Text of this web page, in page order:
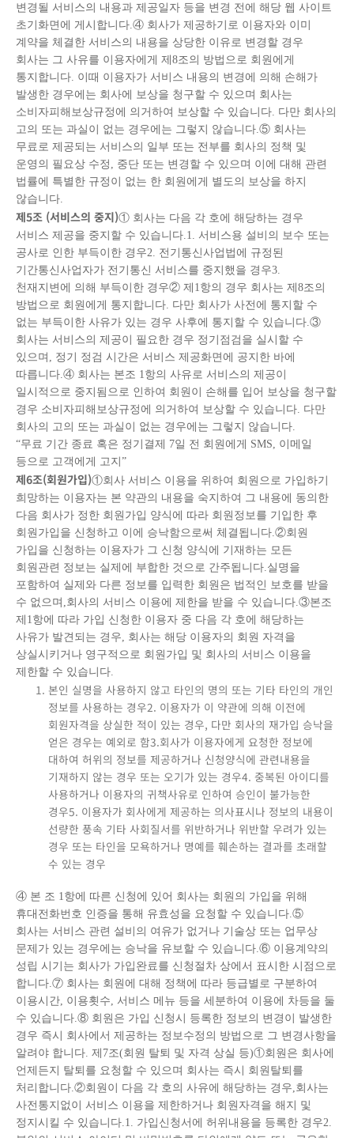
변경될 서비스의 내용과 제공일자 등을 변경 전에 해당 웹 사이트
초기화면에 게시합니다.④ 회사가 제공하기로 이용자와 이미
계약을 체결한 서비스의 내용을 상당한 이유로 변경할 경우
회사는 그 사유를 이용자에게 제8조의 방법으로 회원에게
통지합니다. 이때 이용자가 서비스 내용의 변경에 의해 손해가
발생한 경우에는 회사에 보상을 청구할 수 있으며 회사는
소비자피해보상규정에 의거하여 보상할 수 있습니다. 다만 회사의
고의 또는 과실이 없는 경우에는 그렇지 않습니다.⑤ 회사는
무료로 제공되는 서비스의 일부 또는 전부를 회사의 정책 및
운영의 필요상 수정, 중단 또는 변경할 수 있으며 이에 대해 관련
법률에 특별한 규정이 없는 한 회원에게 별도의 보상을 하지
않습니다.
제5조 (서비스의 중지)① 회사는 다음 각 호에 해당하는 경우
서비스 제공을 중지할 수 있습니다.1. 서비스용 설비의 보수 또는
공사로 인한 부득이한 경우2. 전기통신사업법에 규정된
기간통신사업자가 전기통신 서비스를 중지했을 경우3.
천재지변에 의해 부득이한 경우② 제1항의 경우 회사는 제8조의
방법으로 회원에게 통지합니다. 다만 회사가 사전에 통지할 수
없는 부득이한 사유가 있는 경우 사후에 통지할 수 있습니다.③
회사는 서비스의 제공이 필요한 경우 정기점검을 실시할 수
있으며, 정기 정검 시간은 서비스 제공화면에 공지한 바에
따릅니다.④ 회사는 본조 1항의 사유로 서비스의 제공이
일시적으로 중지됨으로 인하여 회원이 손해를 입어 보상을 청구할
경우 소비자피해보상규정에 의거하여 보상할 수 있습니다. 다만
회사의 고의 또는 과실이 없는 경우에는 그렇지 않습니다.
“무료 기간 종료 혹은 정기결제 7일 전 회원에게 SMS, 이메일
등으로 고객에게 고지”
제6조(회원가입)①회사 서비스 이용을 위하여 회원으로 가입하기
희망하는 이용자는 본 약관의 내용을 숙지하여 그 내용에 동의한
다음 회사가 정한 회원가입 양식에 따라 회원정보를 기입한 후
회원가입을 신청하고 이에 승낙함으로써 체결됩니다.②회원
가입을 신청하는 이용자가 그 신청 양식에 기재하는 모든
회원관련 정보는 실제에 부합한 것으로 간주됩니다.실명을
포함하여 실제와 다른 정보를 입력한 회원은 법적인 보호를 받을
수 없으며,회사의 서비스 이용에 제한을 받을 수 있습니다.③본조
제1항에 따라 가입 신청한 이용자 중 다음 각 호에 해당하는
사유가 발견되는 경우, 회사는 해당 이용자의 회원 자격을
상실시키거나 영구적으로 회원가입 및 회사의 서비스 이용을
제한할 수 있습니다.
본인 실명을 사용하지 않고 타인의 명의 또는 기타 타인의 개인
정보를 사용하는 경우2. 이용자가 이 약관에 의해 이전에
회원자격을 상실한 적이 있는 경우, 다만 회사의 재가입 승낙을
얻은 경우는 예외로 함3.회사가 이용자에게 요청한 정보에
대하여 허위의 정보를 제공하거나 신청양식에 관련내용을
기재하지 않는 경우 또는 오기가 있는 경우4. 중복된 아이디를
사용하거나 이용자의 귀책사유로 인하여 승인이 불가능한
경우5. 이용자가 회사에게 제공하는 의사표시나 정보의 내용이
선량한 풍속 기타 사회질서를 위반하거나 위반할 우려가 있는
경우 또는 타인을 모욕하거나 명예를 훼손하는 결과를 초래할
수 있는 경우
④ 본 조 1항에 따른 신청에 있어 회사는 회원의 가입을 위해
휴대전화번호 인증을 통해 유효성을 요청할 수 있습니다.⑤
회사는 서비스 관련 설비의 여유가 없거나 기술상 또는 업무상
문제가 있는 경우에는 승낙을 유보할 수 있습니다.⑥ 이용계약의
성립 시기는 회사가 가입완료를 신청절차 상에서 표시한 시점으로
합니다.⑦ 회사는 회원에 대해 정책에 따라 등급별로 구분하여
이용시간, 이용횟수, 서비스 메뉴 등을 세분하여 이용에 차등을 둘
수 있습니다.⑧ 회원은 가입 신청시 등록한 정보의 변경이 발생한
경우 즉시 회사에서 제공하는 정보수정의 방법으로 그 변경사항을
알려야 합니다. 제7조(회원 탈퇴 및 자격 상실 등)①회원은 회사에
언제든지 탈퇴를 요청할 수 있으며 회사는 즉시 회원탈퇴를
처리합니다.②회원이 다음 각 호의 사유에 해당하는 경우,회사는
사전통지없이 서비스 이용을 제한하거나 회원자격을 해지 및
정지시킬 수 있습니다.1. 가입신청서에 허위내용을 등록한 경우2.